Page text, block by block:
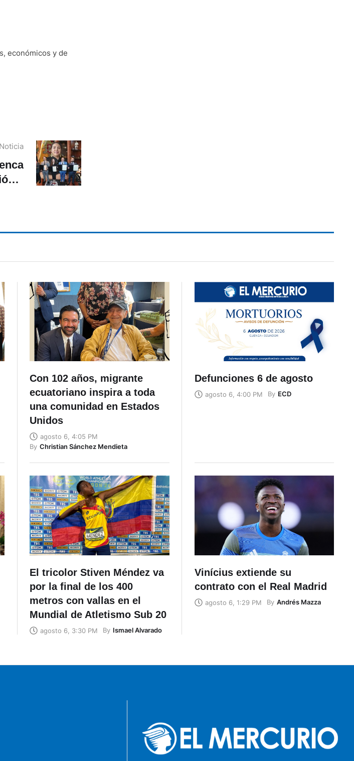
económicos y de
a
Con 102 años, migrante
ecuatoriano inspira a toda
una comunidad en Estados
Unidos
agosto 6, 4:05 PM
By Christian Sánchez Mendieta
Defunciones 6 de agosto
agosto 6, 4:00 PM By ECD
El tricolor Stiven Méndez va
por la final de los 400
metros con vallas en el
Mundial de Atletismo Sub 20
agosto 6, 3:30 PM By Ismael Alvarado
Vinícius extiende su
contrato con el Real Madrid
agosto 6, 1:29 PM By Andrés Mazza